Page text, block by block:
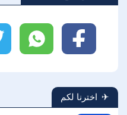
فيسبوك واتساب
اخترنا لكم